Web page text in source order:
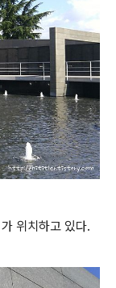
위치하고 있다.